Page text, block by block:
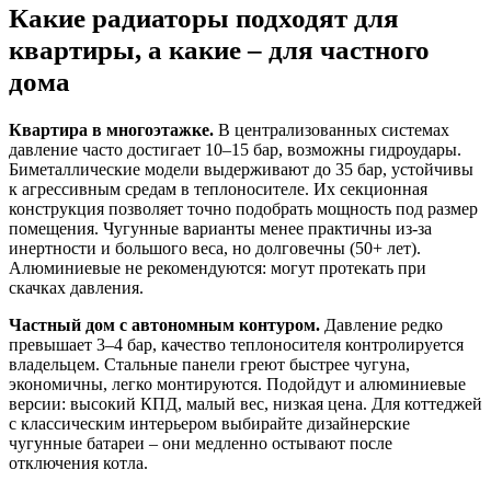
Какие радиаторы подходят для
квартиры, а какие – для частного
дома
Квартира в многоэтажке. В централизованных системах
давление часто достигает 10–15 бар, возможны гидроудары.
Биметаллические модели выдерживают до 35 бар, устойчивы
к агрессивным средам в теплоносителе. Их секционная
конструкция позволяет точно подобрать мощность под размер
помещения. Чугунные варианты менее практичны из-за
инертности и большого веса, но долговечны (50+ лет).
Алюминиевые не рекомендуются: могут протекать при
скачках давления.
Частный дом с автономным контуром. Давление редко
превышает 3–4 бар, качество теплоносителя контролируется
владельцем. Стальные панели греют быстрее чугуна,
экономичны, легко монтируются. Подойдут и алюминиевые
версии: высокий КПД, малый вес, низкая цена. Для коттеджей
с классическим интерьером выбирайте дизайнерские
чугунные батареи – они медленно остывают после
отключения котла.